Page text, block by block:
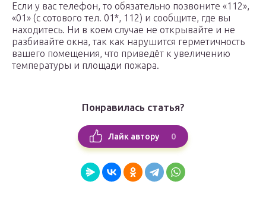
Если у вас телефон, то обязательно позвоните «112»,
«01» (с сотового тел. 01*, 112) и сообщите, где вы
находитесь. Ни в коем случае не открывайте и не
разбивайте окна, так как нарушится герметичность
вашего помещения, что приведёт к увеличению
температуры и площади пожара.
Понравилась статья?
Лайк автору 0